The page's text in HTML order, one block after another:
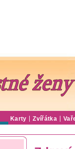
Karty Zvířátka